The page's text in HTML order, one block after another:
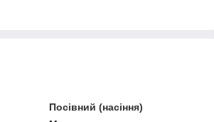
Посівний (насіння)